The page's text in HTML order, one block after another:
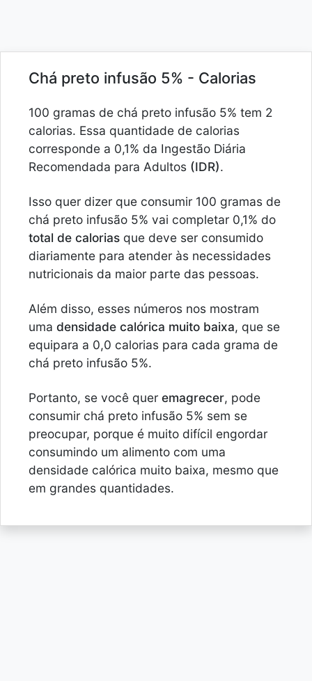
Chá preto infusão 5% - Calorias
100 gramas de chá preto infusão 5% tem 2
calorias. Essa quantidade de calorias
corresponde a 0,1% da Ingestão Diária
Recomendada para Adultos (IDR).
Isso quer dizer que consumir 100 gramas de
chá preto infusão 5% vai completar 0,1% do
total de calorias que deve ser consumido
diariamente para atender às necessidades
nutricionais da maior parte das pessoas.
Além disso, esses números nos mostram
uma densidade calórica muito baixa, que se
equipara a 0,0 calorias para cada grama de
chá preto infusão 5%.
Portanto, se você quer emagrecer, pode
consumir chá preto infusão 5% sem se
preocupar, porque é muito difícil engordar
consumindo um alimento com uma
densidade calórica muito baixa, mesmo que
em grandes quantidades.